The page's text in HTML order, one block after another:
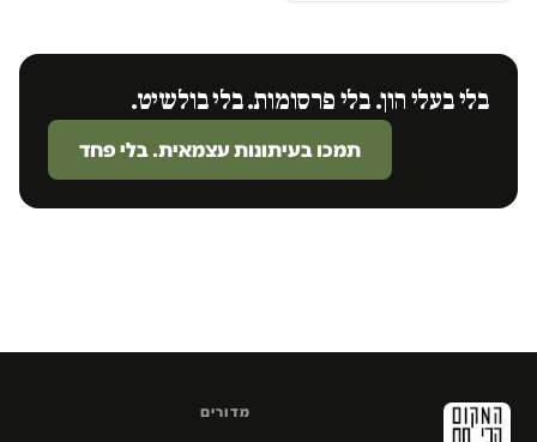
בלי בעלי הון. בלי פרסומות. בלי בולשיט.
תמכו בעיתונות עצמאית. בלי פחד
מדורים